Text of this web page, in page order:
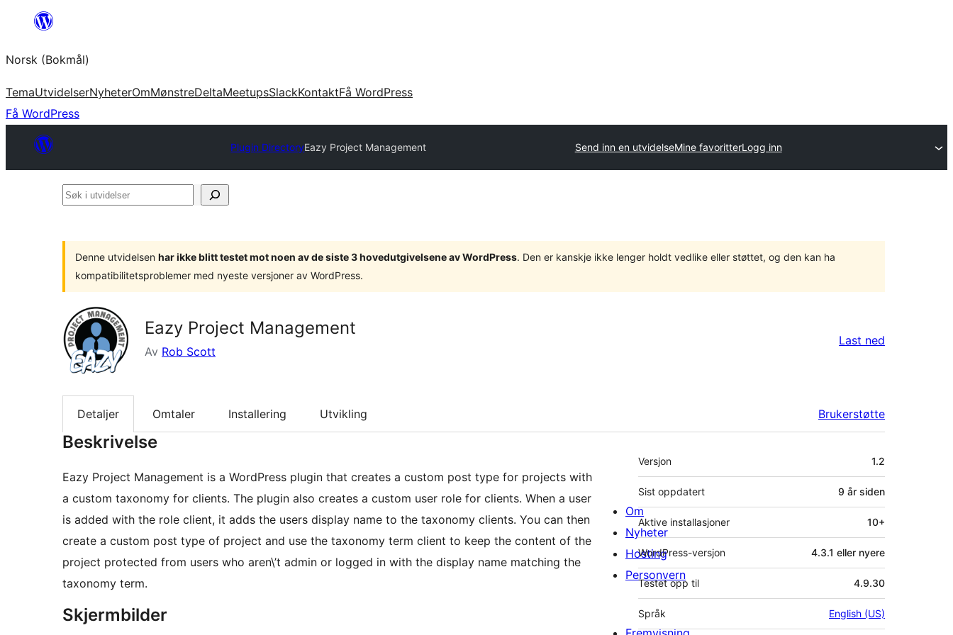
Hopp
innhold
Norsk (Bokmål)
TemaUtvidelserNyheterOmMønstreDeltaMeetupsSlackKontaktFå WordPress
Få WordPress
Plugin DirectoryEazy Project Management Send inn en utvidelseMine favoritterLogg inn
Søk
Denne utvidelsen har ikke blitt testet mot noen av de siste 3 hovedutgivelsene av WordPress. Den er kanskje ikke lenger holdt vedlike eller støttet, og den kan ha
kompatibilitetsproblemer med nyeste versjoner av WordPress.
Eazy Project Management
Av Rob Scott
Last ned
Detaljer Omtaler Installering Utvikling Brukerstøtte
Beskrivelse
Eazy Project Management is a WordPress plugin that creates a custom post type for projects with
a custom taxonomy for clients. The plugin also creates a custom user role for clients. When a user
is added with the role client, it adds the users display name to the taxonomy clients. You can then
create a custom post type of project and use the taxonomy term client to keep the content of the
project protected from users who aren\’t admin or logged in with the display name matching the
taxonomy term.
Skjermbilder
Meta
Versjon 1.2
Sist oppdatert 9 år siden
Aktive installasjoner 10+
WordPress-versjon 4.3.1 eller nyere
Testet opp til 4.9.30
Språk English (US)
Om
Nyheter
Hosting
Personvern